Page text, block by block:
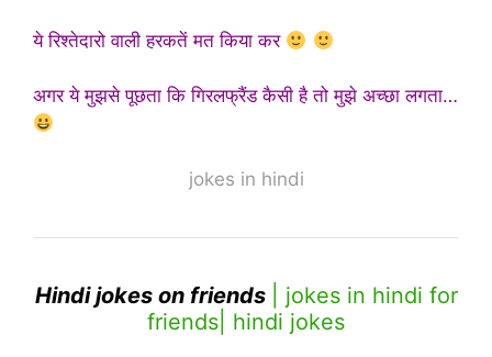
ये रिश्तेदारो वाली हरकतें मत किया कर
अगर ये मुझसे पूछता कि गिरलफ्रैंड कैसी है तो मुझे अच्छा लगता…
jokes in hindi
Hindi jokes on friends
| jokes in hindi for
friends| hindi jokes